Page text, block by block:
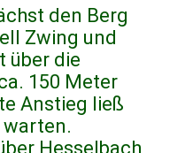
den Berg
Zwing und
über die
150 Meter
Anstieg ließ
Hesselbach